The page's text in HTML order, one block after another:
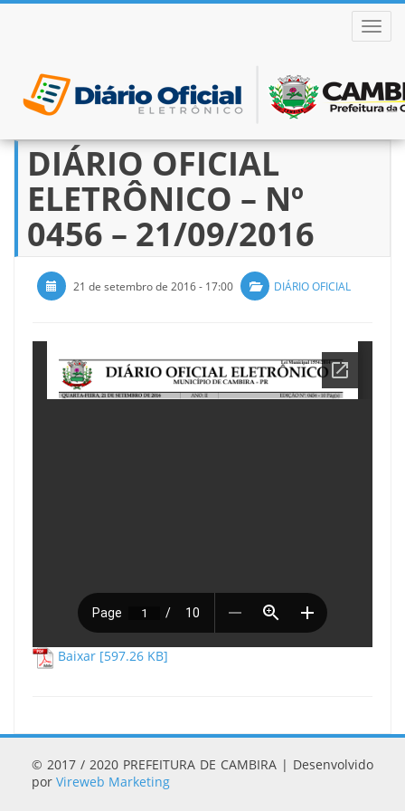
Pular
para
conteúdo
DIÁRIO OFICIAL
ELETRÔNICO – Nº
0456 – 21/09/2016
21 de setembro de 2016 - 17:00 DIÁRIO OFICIAL
Baixar [597.26 KB]
© 2017 / 2020 PREFEITURA DE CAMBIRA | Desenvolvido
por Vireweb Marketing